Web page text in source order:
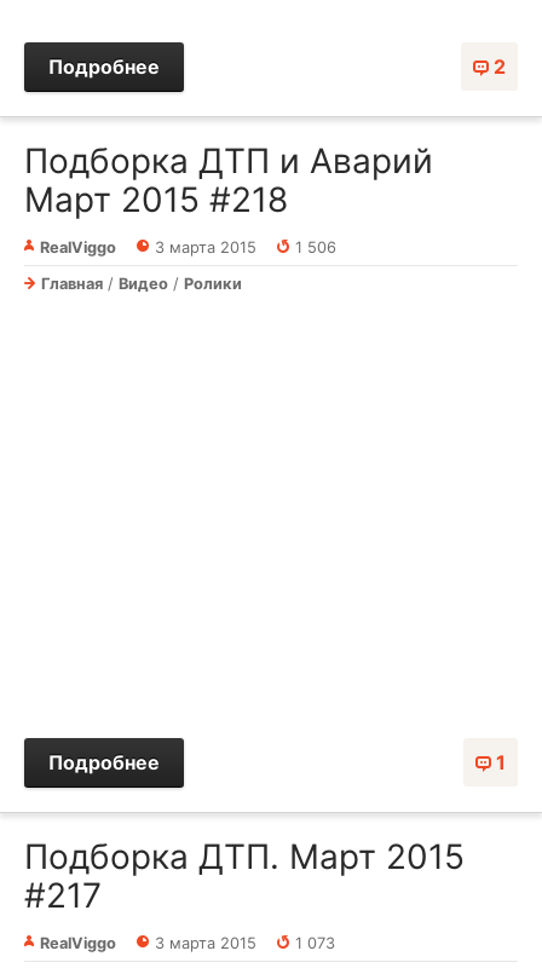
2
Подробнее
Подборка ДТП и Аварий
Март 2015 #218
RealViggo 3 марта 2015
1 506
Главная / Видео / Ролики
1
Подробнее
Подборка ДТП. Март 2015
#217
RealViggo 3 марта 2015
1 073